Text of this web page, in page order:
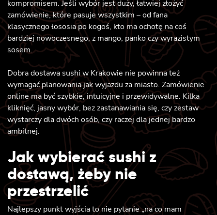
kompromisem. Jeśli wybór jest duży, łatwiej złożyć
zamówienie, które pasuje wszystkim – od fana
klasycznego łososia po kogoś, kto ma ochotę na coś
bardziej nowoczesnego, z mango, panko czy wyrazistym
sosem.
Dobra dostawa sushi w Krakowie nie powinna też
wymagać planowania jak wyjazdu za miasto. Zamówienie
online ma być szybkie, intuicyjne i przewidywalne. Kilka
kliknięć, jasny wybór, bez zastanawiania się, czy zestaw
wystarczy dla dwóch osób, czy raczej dla jednej bardzo
ambitnej.
Jak wybierać sushi z
dostawą, żeby nie
przestrzelić
Najlepszy punkt wyjścia to nie pytanie „na co mam